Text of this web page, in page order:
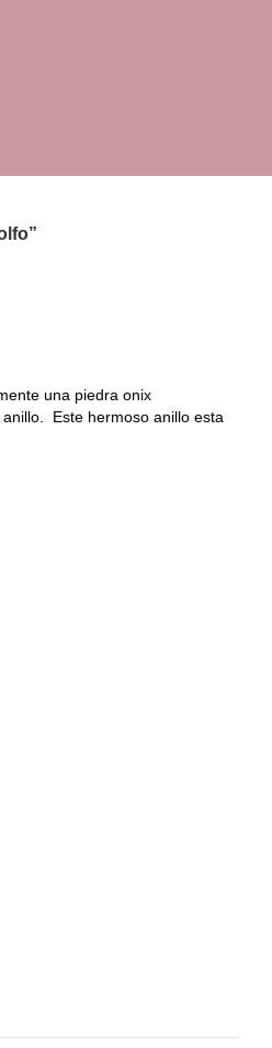
una piedra onix
Este hermoso anillo esta